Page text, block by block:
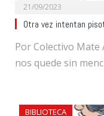
21/09/2023
Otra vez intentan
Por Colectivo
nos quede sin
BIBLIOTECA